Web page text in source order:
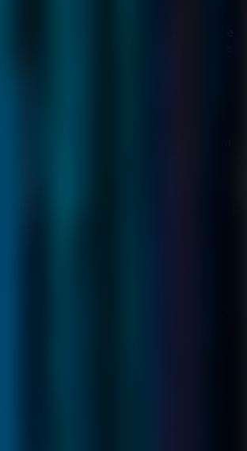
no navegador em computador e
do mouse ou toque em objetos, salas e
ou tablet.
download
online sem instalar aplicativo ou criar
procure pistas e concentre-se em
sala
moveis, portas, decoracoes, paineis e
pistas sao pequenas, entao vale
atencao.
chaves e objetos estranhos que
item pode abrir uma sala, ativar um
com outra pista mais tarde.